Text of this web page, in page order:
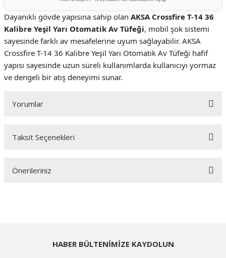
Dayanıklı gövde yapısına sahip olan AKSA Crossfire T-14 36
Kalibre Yeşil Yarı Otomatik Av Tüfeği, mobil şok sistemi
sayesinde farklı av mesafelerine uyum sağlayabilir. AKSA
Crossfire T-14 36 Kalibre Yeşil Yarı Otomatik Av Tüfeği hafif
yapısı sayesinde uzun süreli kullanımlarda kullanıcıyı yormaz
ve dengeli bir atış deneyimi sunar.
Yorumlar
Taksit Seçenekleri
Önerileriniz
HABER BÜLTENİMİZE KAYDOLUN